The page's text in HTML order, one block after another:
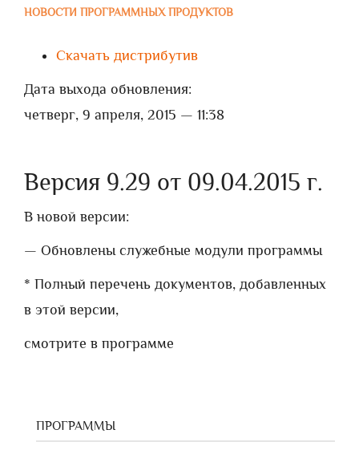
НОВОСТИ ПРОГРАММНЫХ ПРОДУКТОВ
Скачать дистрибутив
Дата выхода обновления:
четверг, 9 апреля, 2015 — 11:38
Версия 9.29 от 09.04.2015 г.
В новой версии:
— Обновлены служебные модули программы
* Полный перечень документов, добавленных
в этой версии,
смотрите в программе
ПРОГРАММЫ